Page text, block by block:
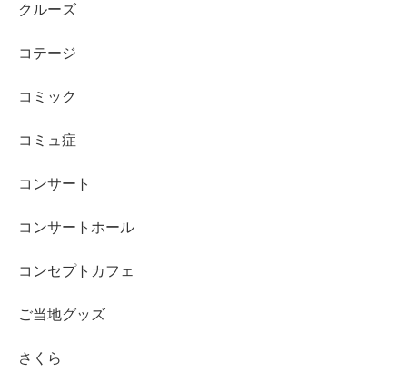
クルーズ
コテージ
コミック
コミュ症
コンサート
コンサートホール
コンセプトカフェ
ご当地グッズ
さくら